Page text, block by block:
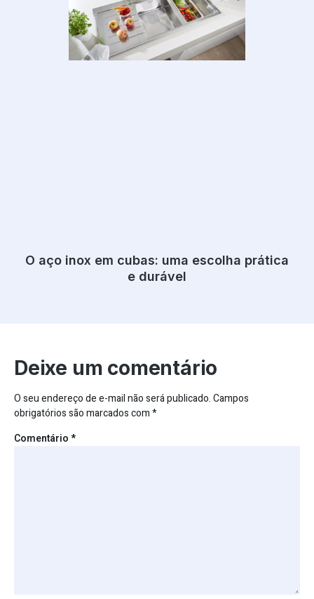
O aço inox em cubas: uma escolha prática
e durável
Deixe um comentário
O seu endereço de e-mail não será publicado.Campos
obrigatórios são marcados com*
Comentário*